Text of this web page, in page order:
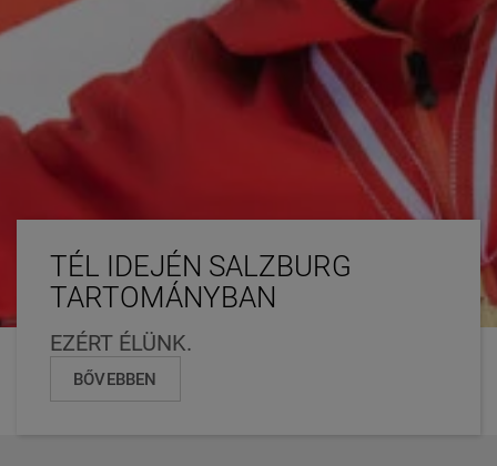
TÉL IDEJÉN SALZBURG
TARTOMÁNYBAN
EZÉRT ÉLÜNK.
BŐVEBBEN